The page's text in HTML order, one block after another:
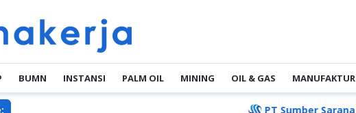
BUMN INSTANSI PALM OIL MINING OIL & GAS MANUFAKTUR
PT Sumber Sarana Putra